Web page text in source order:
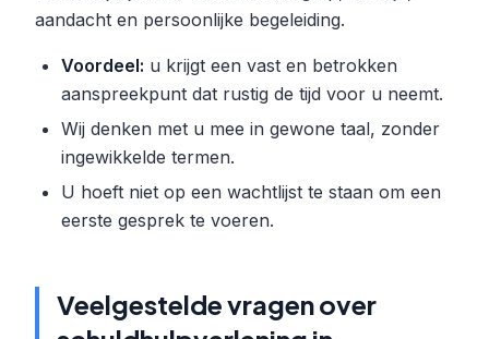
aandacht en persoonlijke begeleiding.
Voordeel: u krijgt een vast en betrokken
aanspreekpunt dat rustig de tijd voor u neemt.
Wij denken met u mee in gewone taal, zonder
ingewikkelde termen.
U hoeft niet op een wachtlijst te staan om een
eerste gesprek te voeren.
Veelgestelde vragen over